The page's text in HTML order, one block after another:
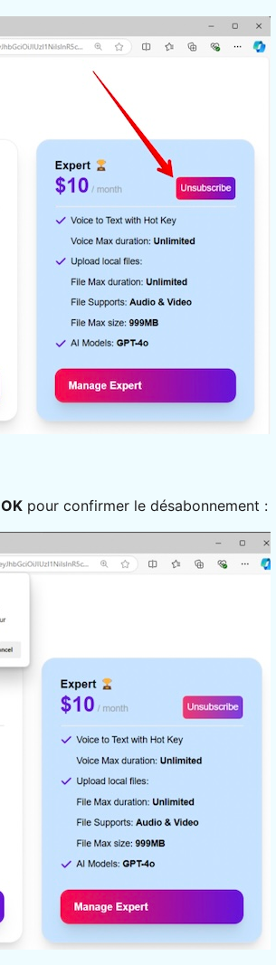
OK pour confirmer le désabonnement :